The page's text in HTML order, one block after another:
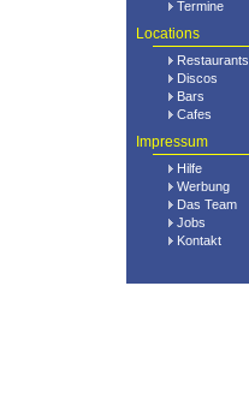
Termine
Locations
Restaurants
Discos
Bars
Cafes
Impressum
Hilfe
Werbung
Das Team
Jobs
Kontakt